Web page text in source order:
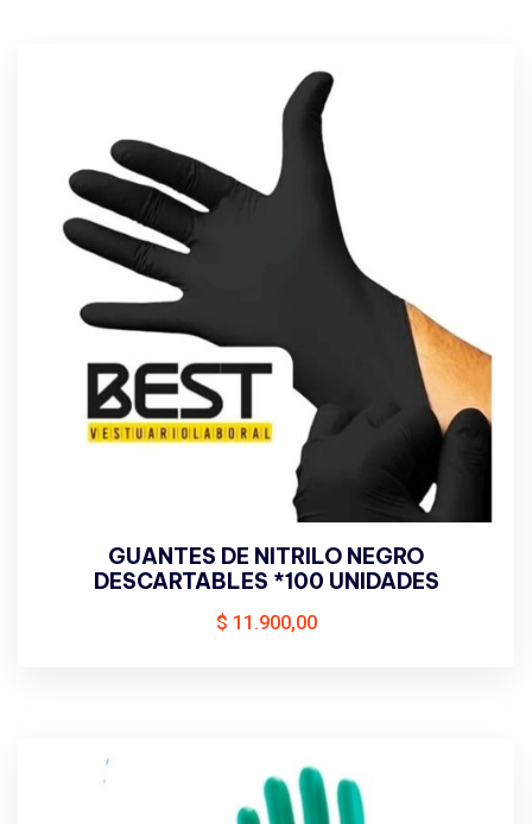
GUANTES DE NITRILO NEGRO
DESCARTABLES *100 UNIDADES
$ 11.900,00